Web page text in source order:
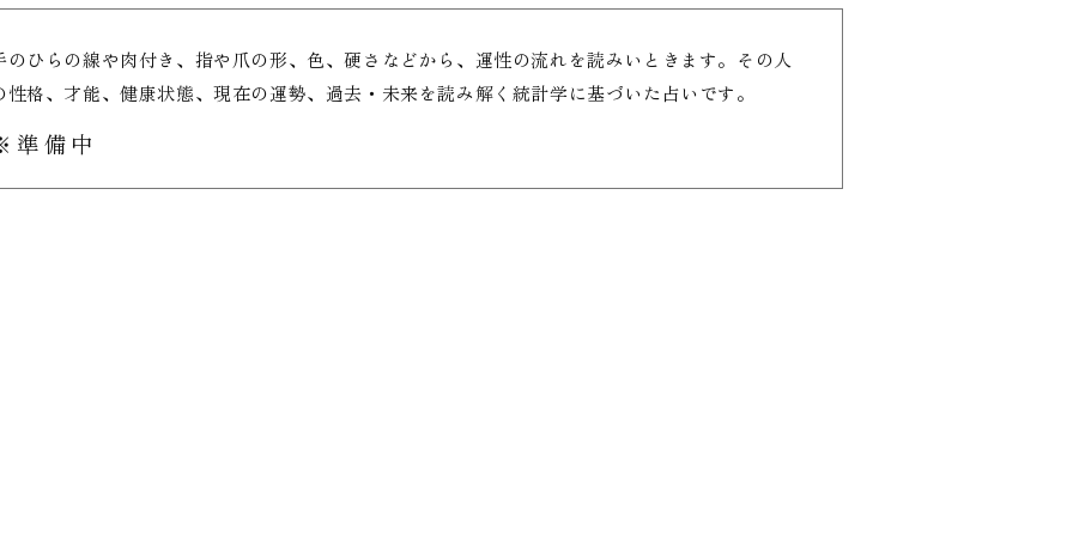
のひらの線や肉付き、指や爪の形、色、硬さなどから、運性の流れを読みいときます。その人
性格、才能、健康状態、現在の運勢、過去・未来を読み解く統計学に基づいた占いです。
備中